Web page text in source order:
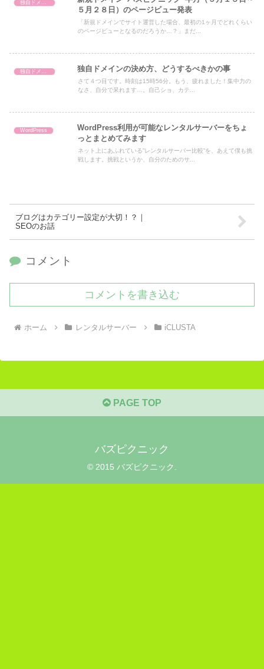
５月２８日）のページビュー発表
「新規ドメインでサイト運営した場合、最初の1ヶ月でどれくらい
のページビューとなるのだろうか…？」まだ...
独自ドメイン 独自ドメインの決め方、どうするべきかの事
さて４つ目です。時刻は15時56分。もう、疲れました！集中力の
なさ、自分で呆れます…。自己ショ、カテ...
WordPress
WordPress利用が可能なレンタルサーバーをちょ
っとまとめてみます
ネット上にあふれている”レンタルサーバー比較”を、あえて僕も挑
戦します。挑戦というか、自分のためのサ...
ブログはカテゴリー設定が大切！？｜
SEOのお話
コメント
コメントを書き込む
ホーム レンタルサーバー iCLUSTA
PAGE TOP
バズピクニック
© 2015 バズピクニック.